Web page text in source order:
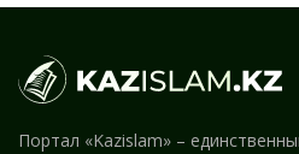
Портал «Kazislam» –